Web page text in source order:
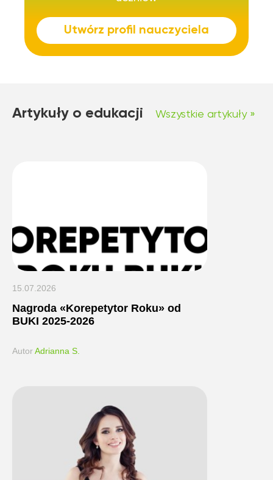
Utwórz profil nauczyciela
Artykuły o edukacji Wszystkie artykuły »
15.07.2026
Nagroda «Korepetytor Roku» od
BUKI 2025-2026
AutorAdrianna S.